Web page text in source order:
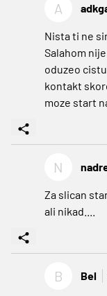
A
Nista ti ne
Salahom
oduzeo
kontakt
moze start
N
Za slican
ali nikad....
B Bel